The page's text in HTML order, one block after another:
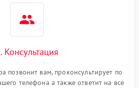
Консультация
позвонит вам, проконсультирует по
телефона а также ответит на все